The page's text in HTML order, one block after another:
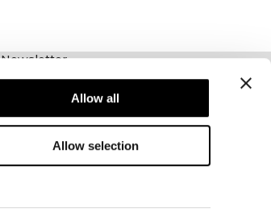
Allow all
Allow selection
Newsletter
Abonnez-vous à notre newsletter! Recevez des
offres exclusives, nos dernières nouvelles et
bien plus encore.